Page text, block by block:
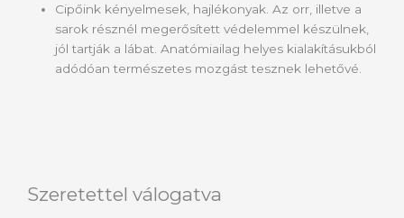
Cipőink kényelmesek, hajlékonyak. Az orr, illetve a
sarok résznél megerősített védelemmel készülnek,
jól tartják a lábat. Anatómiailag helyes kialakításukból
adódóan természetes mozgást tesznek lehetővé.
Szeretettel válogatva